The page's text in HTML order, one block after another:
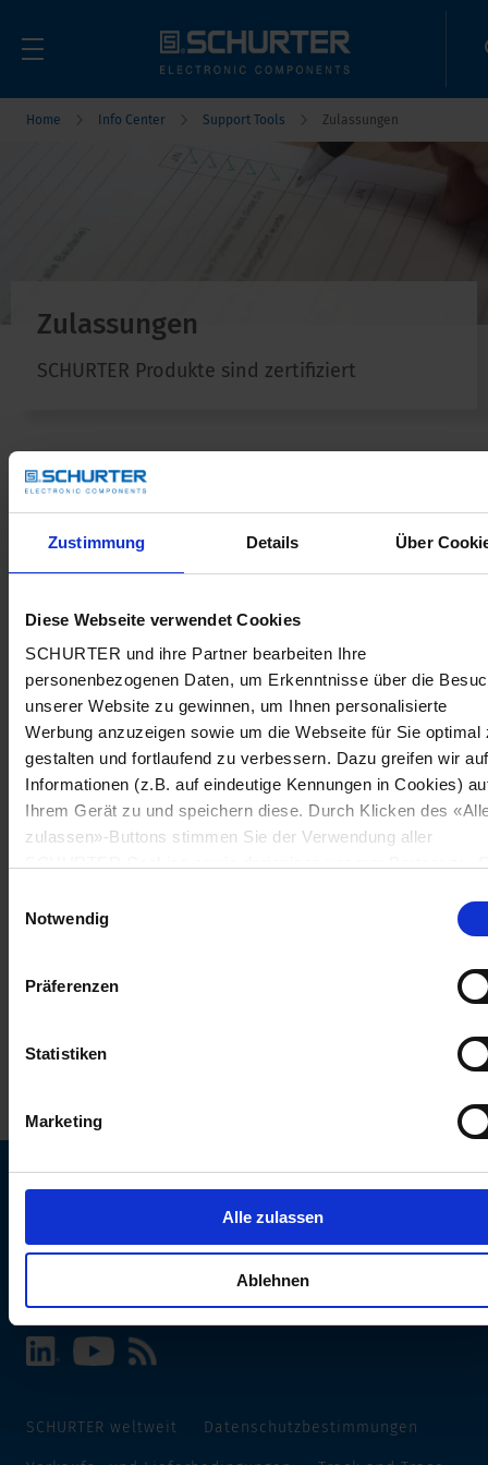
Zustimmung Details Über
Diese Webseite verwendet Cookies
SCHURTER und ihre Partner bearbeiten Ihre
personenbezogenen Daten, um Erkenntnisse über die
unserer Website zu gewinnen, um Ihnen personalisierte
Werbung anzuzeigen sowie um die Webseite für Sie optimal
gestalten und fortlaufend zu verbessern. Dazu greifen wir auf
Informationen (z.B. auf eindeutige Kennungen in Cookies)
Ihrem Gerät zu und speichern diese. Durch Klicken des
zulassen»-Buttons stimmen Sie der Verwendung aller
«Cookie-Einstellungen verwalten» am Seitenende klicken.
Einstellungen werden unseren Partnern gemeldet und haben
keinen Einfluss auf die Browserdaten. Weitere Informationen
erhalten Sie in unserer
Notwendig
Präferenzen
Statistiken
Marketing
Alle zulassen
Ablehnen
Home Info Center Support Tools Zulassungen
Zulassungen
SCHURTER Produkte sind zertifiziert
SCHURTER Webseite und Sprache wählen
SCHURTER weltweit Datenschutzbestimmungen